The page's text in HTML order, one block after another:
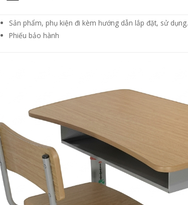
Sản phẩm, phụ kiện đi kèm hướng dẫn lắp đặt, sử dụng.
Phiếu bảo hành